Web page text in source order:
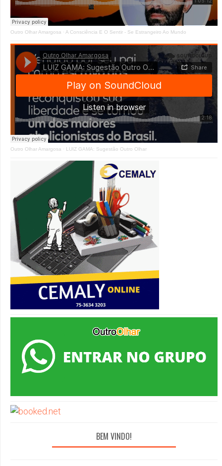
Outro Olhar Amargosa · A Consciência E O Sentir - Se Estrangeiro Ao Mundo
Outro Olhar Amargosa · LUIZ GAMA: Sugestão Outro Olhar
BEM VINDO!